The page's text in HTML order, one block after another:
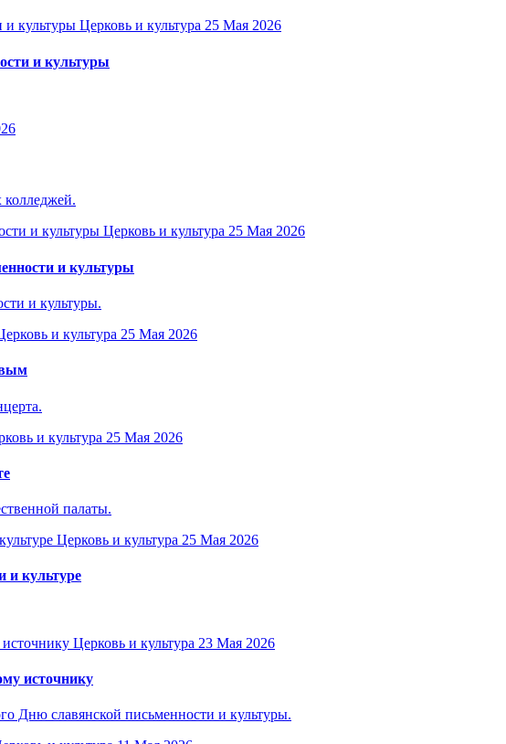
Церковь и культура 25 Мая 2026
и культуры
колледжей.
Церковь и культура 25 Мая 2026
и культуры
и культуры.
и культура 25 Мая 2026
и культура 25 Мая 2026
палаты.
Церковь и культура 25 Мая 2026
и культуре
Церковь и культура 23 Мая 2026
источнику
Дню славянской письменности и культуры.